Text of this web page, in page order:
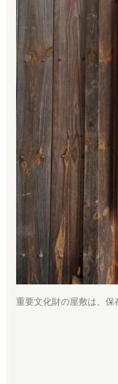
重要文化財の屋敷は、